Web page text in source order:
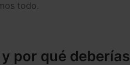
todo.
por qué deberías